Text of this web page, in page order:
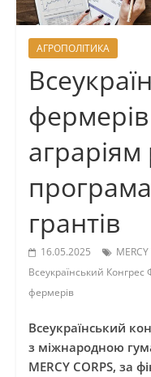
АГРОПОЛІТИКА
аграріям
грантів
16.05.2025 MERCY
Всеукраїнський Конгрес
фермерів
Всеукраїнський
з міжнародною
MERCY CORPS, за